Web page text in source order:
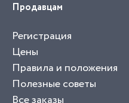
Продавцам
Регистрация
Цены
Правила и положения
Полезные советы